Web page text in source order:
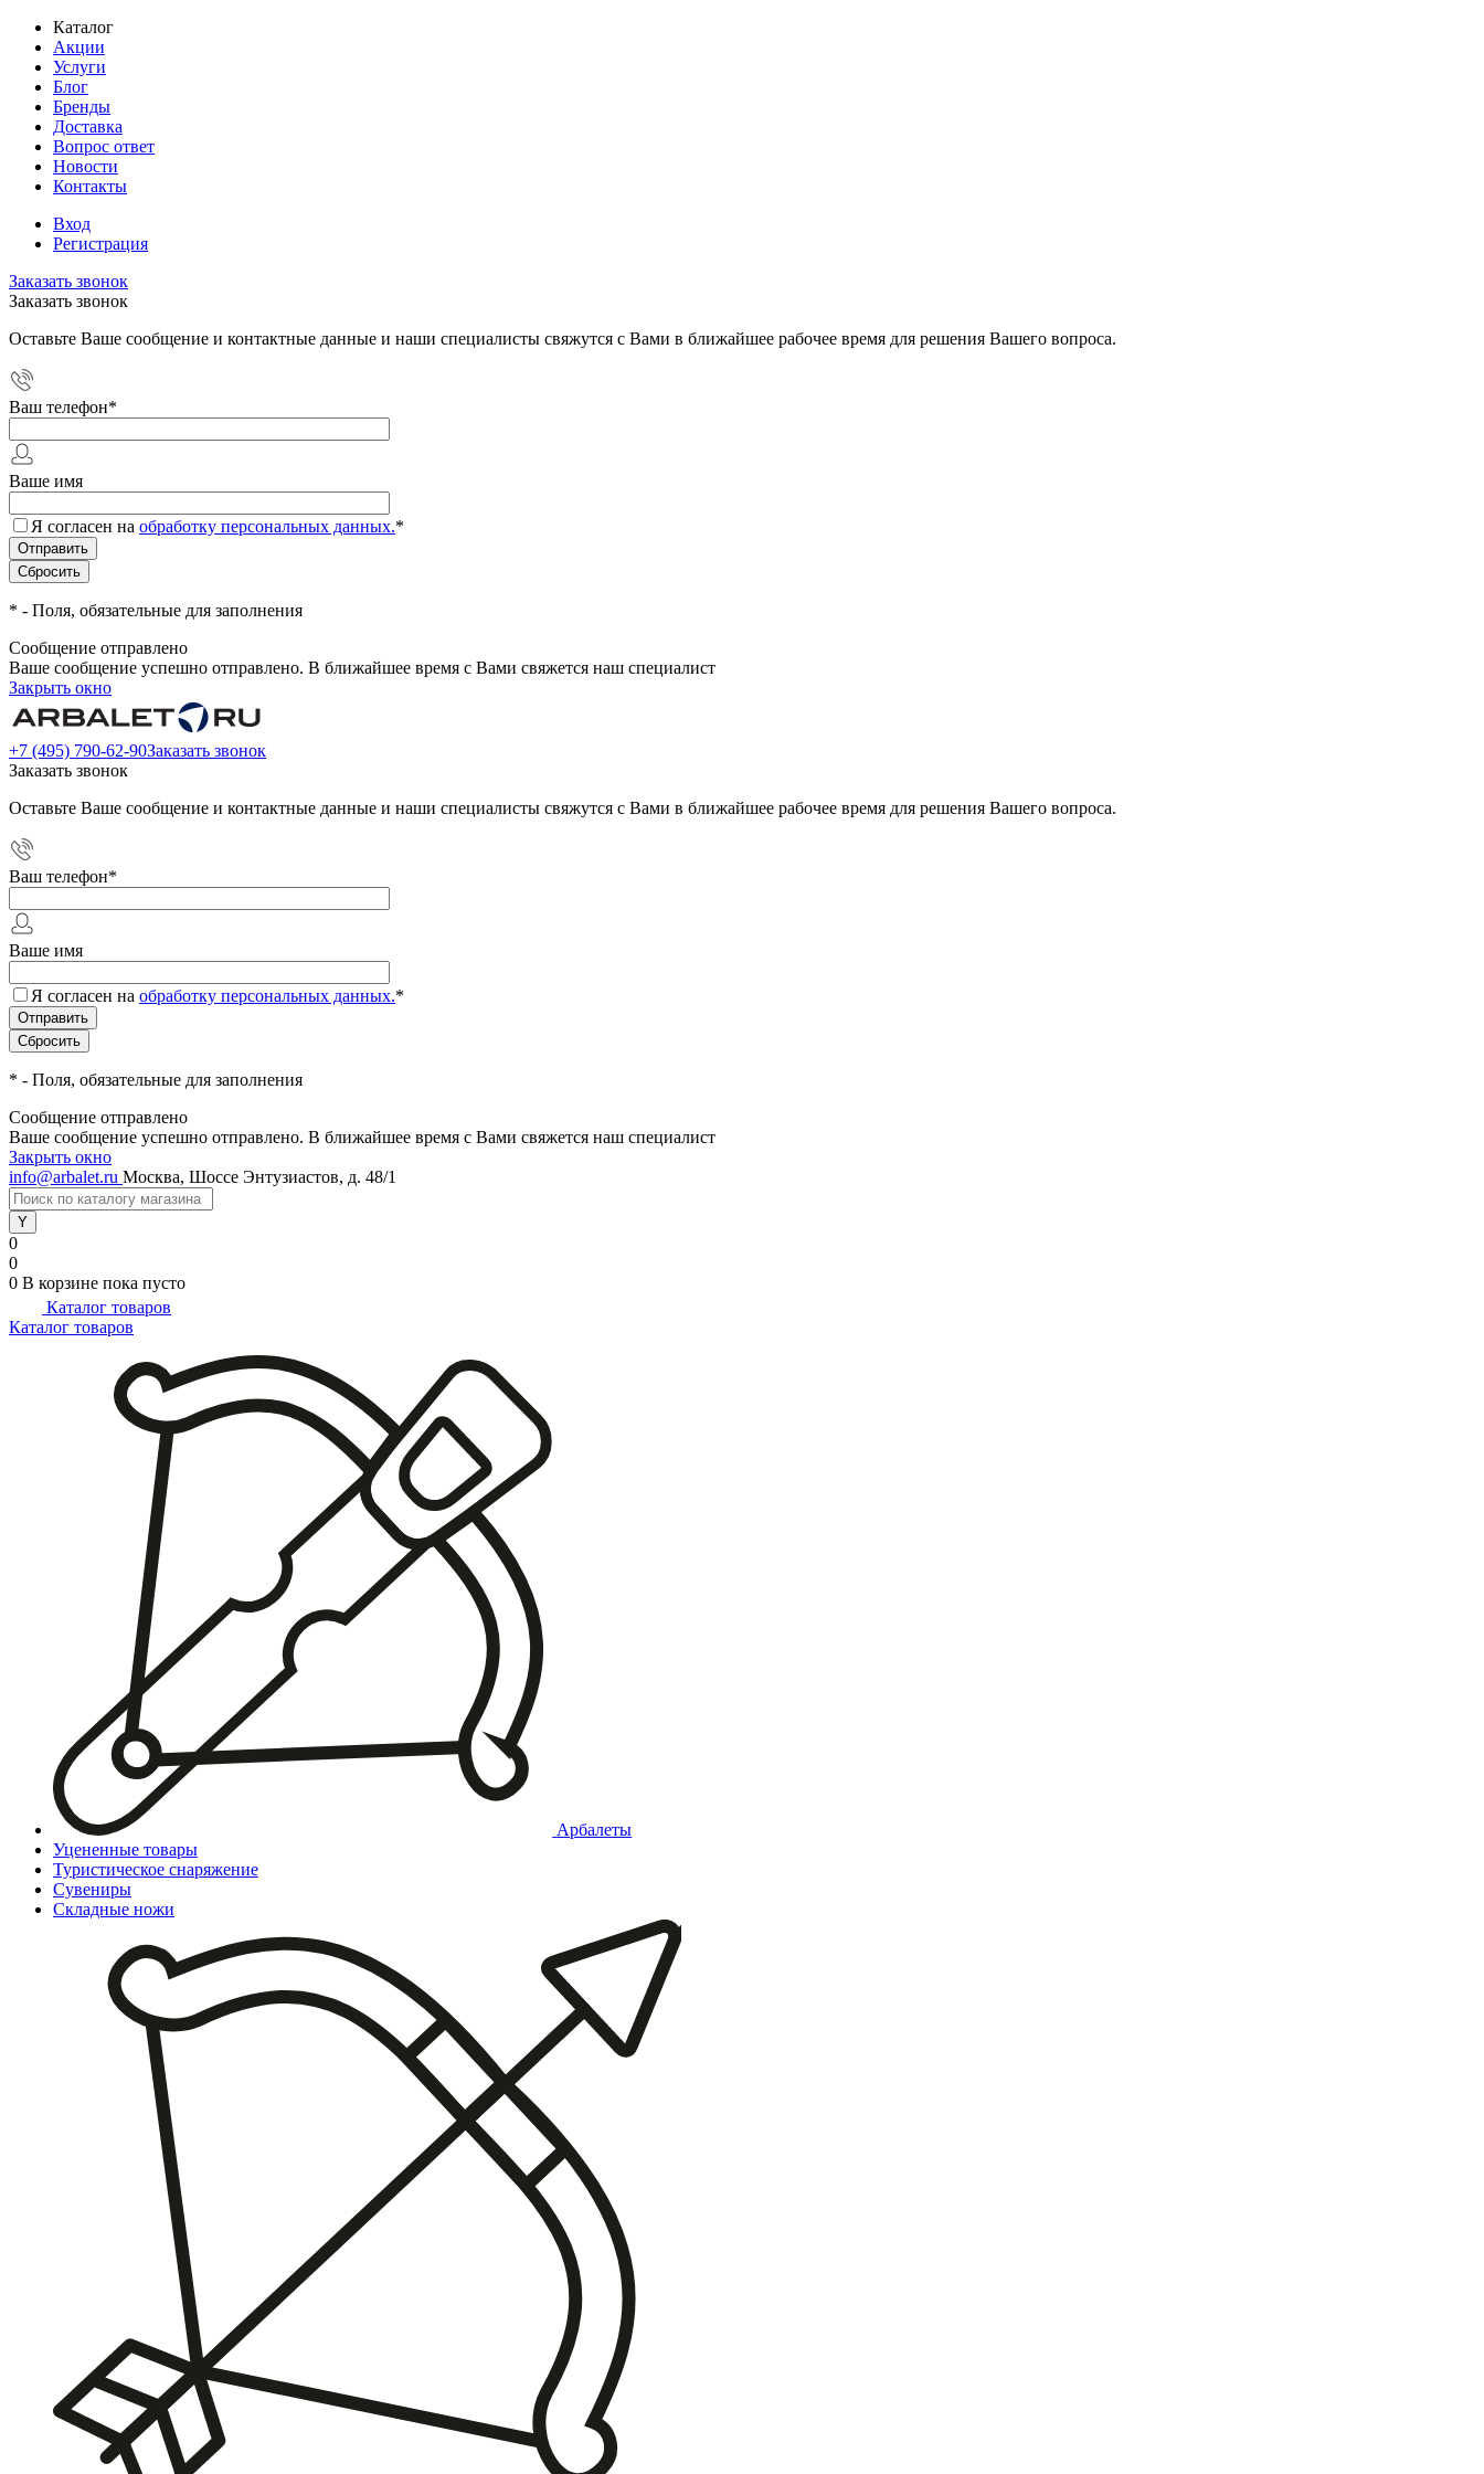
Каталог
Акции
Услуги
Блог
Бренды
Доставка
Вопрос ответ
Новости
Контакты
Вход
Регистрация
Заказать звонок
Заказать звонок
Оставьте Ваше сообщение и контактные данные и наши специалисты свяжутся с Вами в ближайшее рабочее время для решения Вашего вопроса.
Ваш телефон*
Ваше имя
Я согласен на обработку персональных данных.*
* - Поля, обязательные для заполнения
Сообщение отправлено
Ваше сообщение успешно отправлено. В ближайшее время с Вами свяжется наш специалист
Закрыть окно
+7 (495) 790-62-90Заказать звонок
Заказать звонок
Оставьте Ваше сообщение и контактные данные и наши специалисты свяжутся с Вами в ближайшее рабочее время для решения Вашего вопроса.
Ваш телефон*
Ваше имя
Я согласен на обработку персональных данных.*
* - Поля, обязательные для заполнения
Сообщение отправлено
Ваше сообщение успешно отправлено. В ближайшее время с Вами свяжется наш специалист
Закрыть окно
info@arbalet.ru Москва, Шоссе Энтузиастов, д. 48/1
0
0
0 В корзине пока пусто
Каталог товаров
Каталог товаров
Арбалеты
Уцененные товары
Туристическое снаряжение
Сувениры
Складные ножи